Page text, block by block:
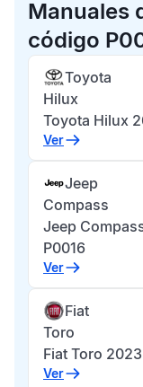
Manuales
código
Toyota
Hilux
Toyota Hilux
Ver
Jeep
Compass
Jeep
P0016
Ver
Fiat
Toro
Fiat Toro
Ver